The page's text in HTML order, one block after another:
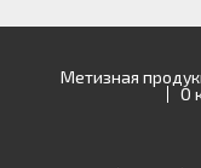
Метизная
О